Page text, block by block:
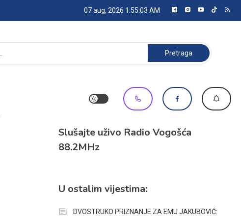
07 aug, 2026 1:55:04 AM
Pretraga:
Slušajte uživo Radio Vogošća
88.2MHz
U ostalim vijestima:
DVOSTRUKO PRIZNANJE ZA EMU JAKUBOVIĆ: